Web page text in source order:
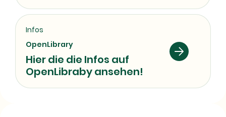
Infos
OpenLibrary
Hier die die Infos auf
OpenLibraby ansehen!